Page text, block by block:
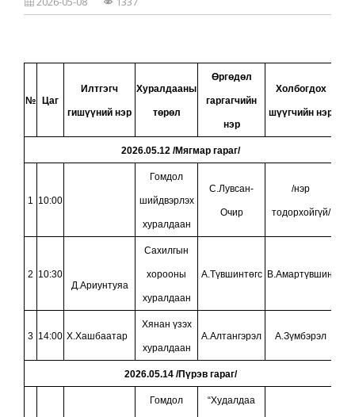
ХУРАЛДААНЫ МЭДЭЭЛЭЛ
ШИЙДВЭРИЙН ЭМХЭТГЭЛ
2024
2025
2026
ХУУЛЬ
ЗАСГИЙН ГАЗРЫН ТОГТООЛ
САХИЛГЫН ХОРООНЫ ДҮРЭМ, ЖУРАМ
ИРГЭН ТАНД
ХОЛБОО БАРИХ
ӨРГӨДӨЛ, МЭДЭЭЛЭЛ ХЭРХЭН ГАРГАХ ВЭ?
ШҮҮГЧИЙН САХИЛГА, ХАРИУЦЛАГА
ИНФОГРАФИК
СУДАЛГАА, ШИНЖИЛГЭЭ
№ Цаг
Илтгэгч
гишүүний нэр
Хуралдааны
төрөл
Өргөдөл
гаргагчийн
нэр
Холбогдох
шүүгчийн нэр
2026.05.12 /Мягмар гараг/
1 10:00
Гомдол
шийдвэрлэх
хуралдаан
С.Лувсан-
Очир
/нэр
тодорхойгүй/
2 10:30
Д.Ариунтуяа
Сахилгын
хорооны
хуралдаан
А.Түвшинтөгс В.Амартүвшин
3 14:00 Х.Хашбаатар
Хянан үзэх
хуралдаан
А.Алтангэрэл А.Зүмбэрэл
2026.05.14 /Пүрэв гараг/
Гомдол “Худалдаа